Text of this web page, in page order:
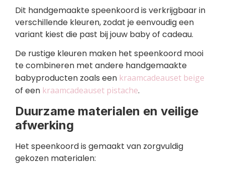
Dit handgemaakte speenkoord is verkrijgbaar in
verschillende kleuren, zodat je eenvoudig een
variant kiest die past bij jouw baby of cadeau.
De rustige kleuren maken het speenkoord mooi
te combineren met andere handgemaakte
babyproducten zoals een kraamcadeauset beige
of een kraamcadeauset pistache.
Duurzame materialen en veilige
afwerking
Het speenkoord is gemaakt van zorgvuldig
gekozen materialen: